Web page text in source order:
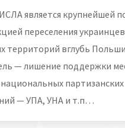
является крупнейшей
переселения
территорий вглубь
— лишение поддержки
партизанских
— УПА, УНА и т.п…